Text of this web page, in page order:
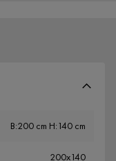
B:200 cm H:140 cm
200x140